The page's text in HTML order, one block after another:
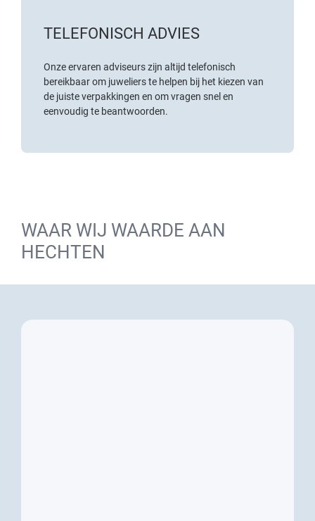
TELEFONISCH ADVIES
Onze ervaren adviseurs zijn altijd telefonisch
bereikbaar om juweliers te helpen bij het kiezen van
de juiste verpakkingen en om vragen snel en
eenvoudig te beantwoorden.
WAAR WIJ WAARDE AAN
HECHTEN